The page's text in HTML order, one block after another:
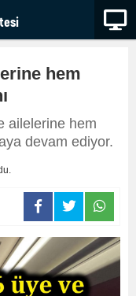
hem
ailelerine hem
devam ediyor.